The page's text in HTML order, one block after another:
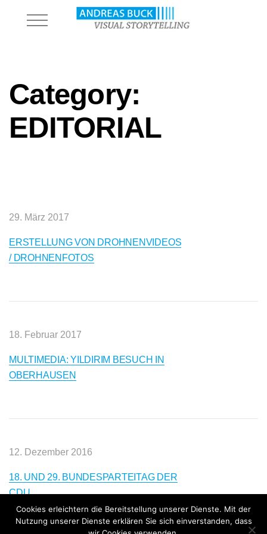
Category:
EDITORIAL
29. März 2017
ERSTELLUNG VON DROHNENVIDEOS
/ DROHNENFOTOS
18. Februar 2017
MULTIMEDIA: YILDIRIM BESUCH IN
OBERHAUSEN
12. Dezember 2016
18. UND 29. BUNDESPARTEITAG DER
CDU
Cookies erleichtern die Bereitstellung unserer Dienste. Mit der
Nutzung unserer Dienste erklären Sie sich einverstanden, dass